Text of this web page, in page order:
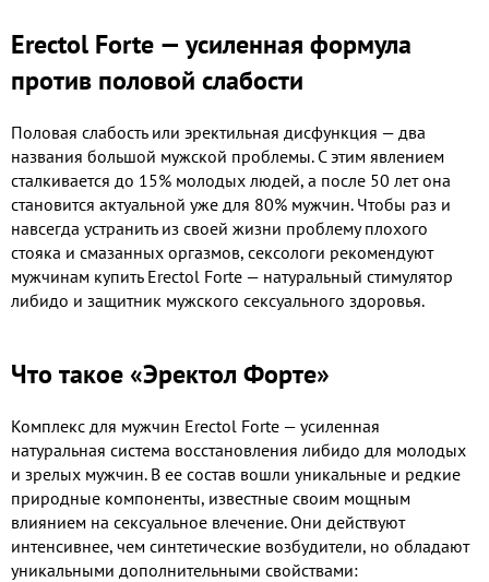
Erectol Forte — усиленная формула
против половой слабости
Половая слабость или эректильная дисфункция — два
названия большой мужской проблемы. С этим явлением
сталкивается до 15% молодых людей, а после 50 лет она
становится актуальной уже для 80% мужчин. Чтобы раз и
навсегда устранить из своей жизни проблему плохого
стояка и смазанных оргазмов, сексологи рекомендуют
мужчинам купить Erectol Forte — натуральный стимулятор
либидо и защитник мужского сексуального здоровья.
Что такое «Эректол Форте»
Комплекс для мужчин Erectol Forte — усиленная
натуральная система восстановления либидо для молодых
и зрелых мужчин. В ее состав вошли уникальные и редкие
природные компоненты, известные своим мощным
влиянием на сексуальное влечение. Они действуют
интенсивнее, чем синтетические возбудители, но обладают
уникальными дополнительными свойствами: